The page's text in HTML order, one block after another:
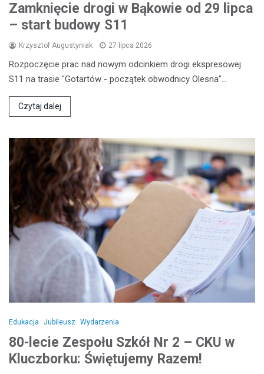
Zamknięcie drogi w Bąkowie od 29 lipca
– start budowy S11
Krzysztof Augustyniak 27 lipca 2026
Rozpoczęcie prac nad nowym odcinkiem drogi ekspresowej
S11 na trasie "Gotartów - początek obwodnicy Olesna"…
Czytaj dalej
Edukacja Jubileusz Wydarzenia
80-lecie Zespołu Szkół Nr 2 – CKU w
Kluczborku: Świętujemy Razem!